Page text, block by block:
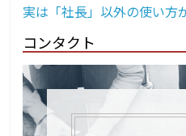
実は「社長」以外の使い方
コンタクト